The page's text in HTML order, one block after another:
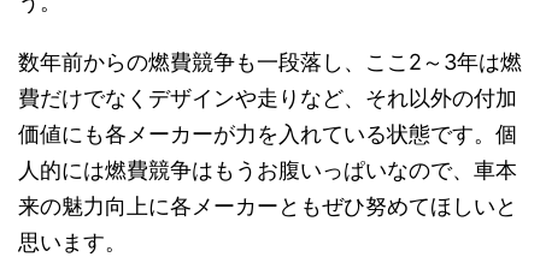
数年前からの燃費競争も一段落し、ここ2～3年は燃
費だけでなくデザインや走りなど、それ以外の付加
価値にも各メーカーが力を入れている状態です。個
人的には燃費競争はもうお腹いっぱいなので、車本
来の魅力向上に各メーカーともぜひ努めてほしいと
思います。